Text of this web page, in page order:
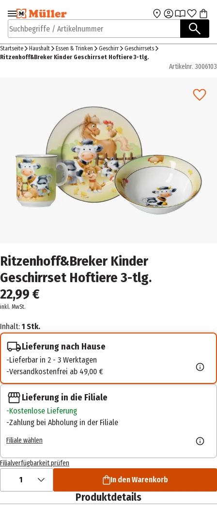
Zur Navigation
springen
Zum Hauptinhalt
Suchbegriffe / Artikelnummer
Startseite Haushalt Essen & Trinken Geschirr
Geschirrsets
Ritzenhoff&Breker Kinder Geschirrset Hoftiere 3-tlg.
Artikelnr. 3006103
Ritzenhoff&Breker Kinder
Geschirrset Hoftiere 3-tlg.
22,99 €
inkl. MwSt.
Inhalt: 1 Stk.
Lieferung nach Hause
Lieferbar in 2 - 3 Werktagen
Versandkostenfrei ab 49,00 €
Lieferung in die Filiale
Kostenlose Lieferung
Zahlung bei Abholung in der Filiale
Filiale wählen
Filialverfügbarkeit prüfen
1 In den Warenkorb
Produktdetails